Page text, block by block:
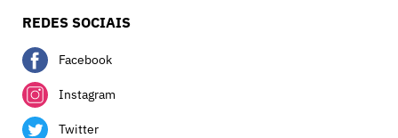
REDES SOCIAIS
Facebook
Instagram
Twitter